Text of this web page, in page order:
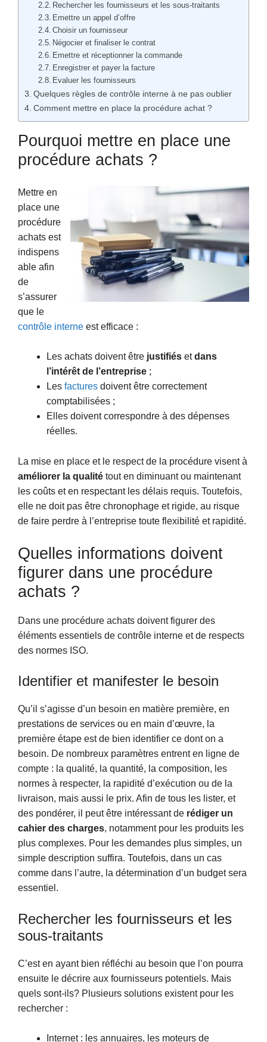
Rechercher les fournisseurs et les sous-traitants
Emettre un appel d’offre
Choisir un fournisseur
Négocier et finaliser le contrat
Emettre et réceptionner la commande
Enregistrer et payer la facture
Evaluer les fournisseurs
Quelques règles de contrôle interne à ne pas oublier
Comment mettre en place la procédure achat ?
Pourquoi mettre en place une
procédure achats ?
Mettre en
place une
procédure
achats est
indispens
able afin
de
s’assurer
que le
contrôle interne est efficace :
Les achats doivent être justifiés etdans
l’intérêt de l’entreprise ;
Les factures doivent être correctement
comptabilisées ;
Elles doivent correspondre à des dépenses
réelles.
La mise en place et le respect de la procédure visent à
améliorer la qualité tout en diminuant ou maintenant
les coûts et en respectant les délais requis. Toutefois,
elle ne doit pas être chronophage et rigide, au risque
de faire perdre à l’entreprise toute flexibilité et rapidité.
Quelles informations doivent
figurer dans une procédure
achats ?
Dans une procédure achats doivent figurer des
éléments essentiels de contrôle interne et de respects
des normes ISO.
Identifier et manifester le besoin
Qu’il s’agisse d’un besoin en matière première, en
prestations de services ou en main d’œuvre, la
première étape est de bien identifier ce dont on a
besoin. De nombreux paramètres entrent en ligne de
compte : la qualité, la quantité, la composition, les
normes à respecter, la rapidité d’exécution ou de la
livraison, mais aussi le prix. Afin de tous les lister, et
des pondérer, il peut être intéressant de rédiger un
cahier des charges, notamment pour les produits les
plus complexes. Pour les demandes plus simples, un
simple description suffira. Toutefois, dans un cas
comme dans l’autre, la détermination d’un budget sera
essentiel.
Rechercher les fournisseurs et les
sous-traitants
C’est en ayant bien réfléchi au besoin que l’on pourra
ensuite le décrire aux fournisseurs potentiels. Mais
quels sont-ils? Plusieurs solutions existent pour les
rechercher :
Internet : les annuaires, les moteurs de